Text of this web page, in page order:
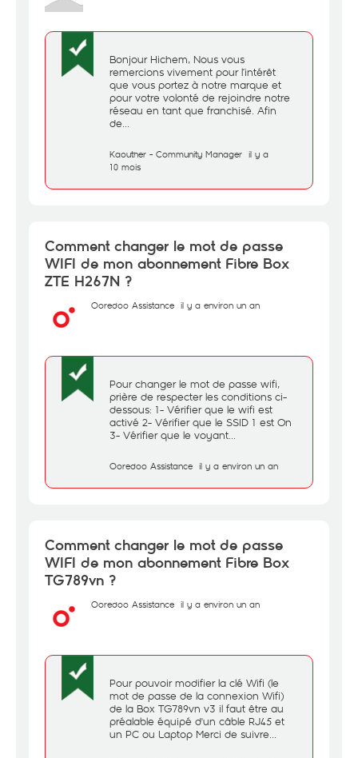
Bonjour Hichem, Nous vous
remercions vivement pour l’intérêt
que vous portez à notre marque et
pour votre volonté de rejoindre notre
réseau en tant que franchisé. Afin
de...
Kaouther - Community Manager il y a
10 mois
Comment changer le mot de passe
WIFI de mon abonnement Fibre Box
ZTE H267N ?
Ooredoo Assistance il y a environ un an
Pour changer le mot de passe wifi,
prière de respecter les conditions ci-
dessous: 1- Vérifier que le wifi est
activé 2- Vérifier que le SSID 1 est On
3- Vérifier que le voyant...
Ooredoo Assistance il y a environ un an
Comment changer le mot de passe
WIFI de mon abonnement Fibre Box
TG789vn ?
Ooredoo Assistance il y a environ un an
Pour pouvoir modifier la clé Wifi (le
mot de passe de la connexion Wifi)
de la Box TG789vn v3 il faut être au
préalable équipé d'un câble RJ45 et
un PC ou Laptop Merci de suivre...